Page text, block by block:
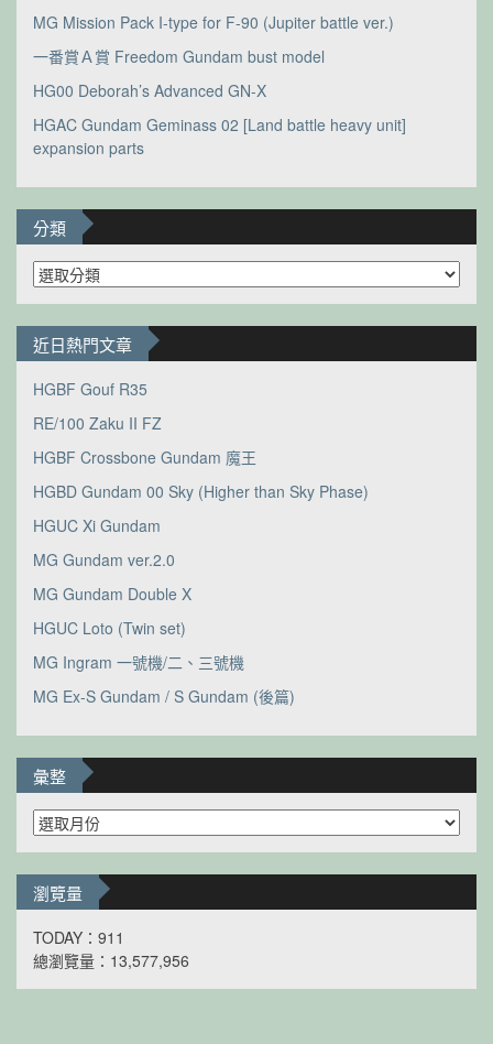
MG Mission Pack I-type for F-90 (Jupiter battle ver.)
一番賞Ａ賞 Freedom Gundam bust model
HG00 Deborah’s Advanced GN-X
HGAC Gundam Geminass 02 [Land battle heavy unit]
expansion parts
分類
分
類
近日熱門文章
HGBF Gouf R35
RE/100 Zaku II FZ
HGBF Crossbone Gundam 魔王
HGBD Gundam 00 Sky (Higher than Sky Phase)
HGUC Xi Gundam
MG Gundam ver.2.0
MG Gundam Double X
HGUC Loto (Twin set)
MG Ingram 一號機/二、三號機
MG Ex-S Gundam / S Gundam (後篇)
彙整
彙
整
瀏覽量
TODAY：911
總瀏覽量：13,577,956